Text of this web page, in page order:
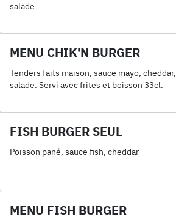
salade
MENU CHIK'N BURGER
Tenders faits maison, sauce mayo, cheddar,
salade. Servi avec frites et boisson 33cl.
FISH BURGER SEUL
Poisson pané, sauce fish, cheddar
MENU FISH BURGER